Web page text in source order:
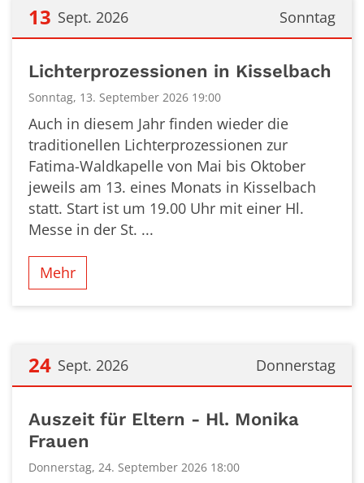
Sonntag
13 Sept. 2026
Lichterprozessionen in Kisselbach
Sonntag, 13. September 2026 19:00
Auch in diesem Jahr finden wieder die
traditionellen Lichterprozessionen zur
Fatima-Waldkapelle von Mai bis Oktober
jeweils am 13. eines Monats in Kisselbach
statt. Start ist um 19.00 Uhr mit einer Hl.
Messe in der St. ...
Mehr
Donnerstag
24 Sept. 2026
Auszeit für Eltern - Hl. Monika
Frauen
Donnerstag, 24. September 2026 18:00